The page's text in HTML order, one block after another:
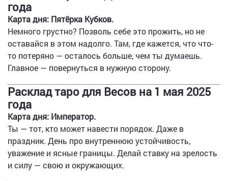
года
Карта дня: Пятёрка Кубков.
Немного грустно? Позволь себе это прожить, но не
оставайся в этом надолго. Там, где кажется, что что-
то потеряно — осталось больше, чем ты думаешь.
Главное — повернуться в нужную сторону.
Расклад таро для Весов на 1 мая 2025
года
Карта дня: Император.
Ты — тот, кто может навести порядок. Даже в
праздник. День про внутреннюю устойчивость,
уважение и ясные границы. Делай ставку на зрелость
и силу — свою и окружающих.